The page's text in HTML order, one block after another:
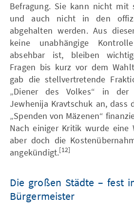
Befragung. Sie kann nicht mit
und auch nicht in den
abgehalten werden. Aus
keine unabhängige
absehbar ist, bleiben
Fragen bis kurz vor dem
gab die stellvertretende
„Diener des Volkes“ in der
Jewhenija Kravtschuk an, dass
„Spenden von Mäzenen“
Nach einiger Kritik wurde eine
aber doch die
angekündigt.[12]
Die großen Städte – fest
Bürgermeister